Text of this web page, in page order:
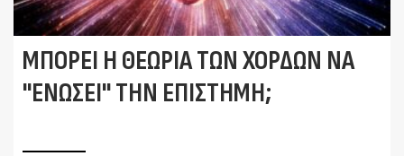
ΜΠΟΡΕΊ Η ΘΕΩΡΊΑ ΤΩΝ ΧΟΡΔΏΝ ΝΑ
"ΕΝΏΣΕΙ" ΤΗΝ ΕΠΙΣΤΉΜΗ;